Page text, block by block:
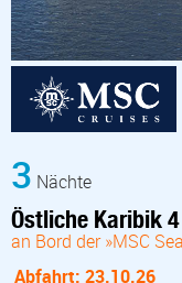
3 Nächte
Östliche Karibik
an Bord der »MSC
Abfahrt: 23.10.26